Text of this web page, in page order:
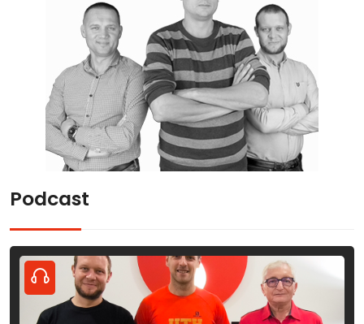
Podcast